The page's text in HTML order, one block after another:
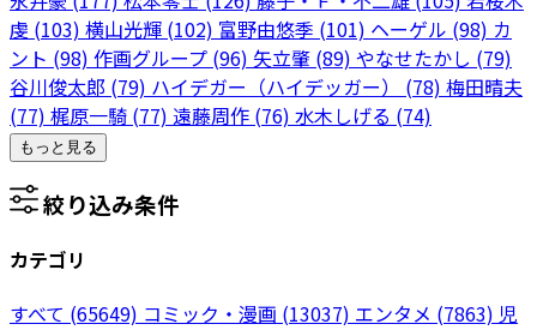
虔 (103) 横山光輝 (102) 富野由悠季 (101) ヘーゲル (98) カ
ント (98) 作画グループ (96) 矢立肇 (89) やなせたかし (79)
谷川俊太郎 (79) ハイデガー（ハイデッガー） (78) 梅田晴夫
(77) 梶原一騎 (77) 遠藤周作 (76) 水木しげる (74)
もっと見る
絞り込み条件
カテゴリ
すべて (65649) コミック・漫画 (13037) エンタメ (7863) 児